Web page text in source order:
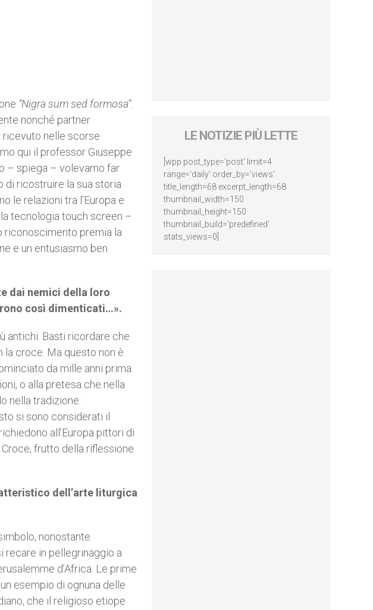
“Nigra sum sed formosa”.
nonché partner
ricevuto nelle scorse
qui il professor Giuseppe
– spiega – volevamo far
di ricostruire la sua storia
le relazioni tra l’Europa e
tecnologia touch screen –
riconoscimento premia la
e un entusiasmo ben
dai nemici della loro
così dimenticati…».
antichi. Basti ricordare che
la croce. Ma questo non è
da mille anni prima.
o alla pretesa che nella
nella tradizione:
si sono considerati il
all’Europa pittori di
frutto della riflessione
dell’arte liturgica
nonostante
recare in pellegrinaggio a
d’Africa. Le prime
esempio di ognuna delle
che il religioso etiope
LE NOTIZIE PIÙ LETTE
[wpp post_type='post' limit=4
range='daily' order_by='views'
title_length=68 excerpt_length=68
thumbnail_width=150
thumbnail_height=150
thumbnail_build='predefined'
stats_views=0]